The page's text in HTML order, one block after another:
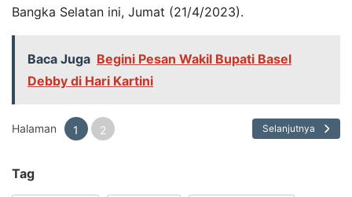
Bangka Selatan ini, Jumat (21/4/2023).
Baca Juga Begini Pesan Wakil Bupati Basel
Debby di Hari Kartini
Halaman 1 2 Selanjutnya
Tag